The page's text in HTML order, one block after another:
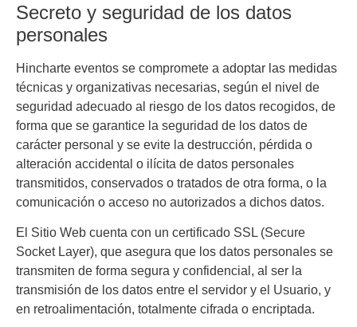
Secreto y seguridad de los datos
personales
Hincharte eventos se compromete a adoptar las medidas
técnicas y organizativas necesarias, según el nivel de
seguridad adecuado al riesgo de los datos recogidos, de
forma que se garantice la seguridad de los datos de
carácter personal y se evite la destrucción, pérdida o
alteración accidental o ilícita de datos personales
transmitidos, conservados o tratados de otra forma, o la
comunicación o acceso no autorizados a dichos datos.
El Sitio Web cuenta con un certificado SSL (Secure
Socket Layer), que asegura que los datos personales se
transmiten de forma segura y confidencial, al ser la
transmisión de los datos entre el servidor y el Usuario, y
en retroalimentación, totalmente cifrada o encriptada.